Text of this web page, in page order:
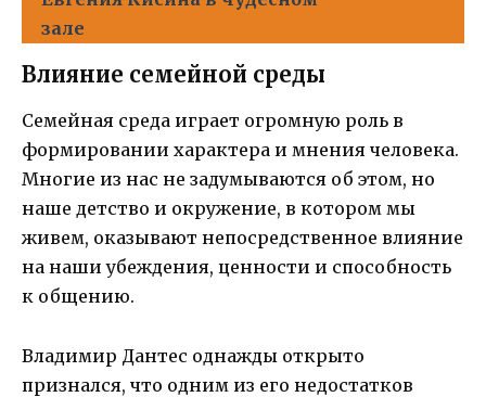
зале
Влияние семейной среды
Семейная среда играет огромную роль в
формировании характера и мнения человека.
Многие из нас не задумываются об этом, но
наше детство и окружение, в котором мы
живем, оказывают непосредственное влияние
на наши убеждения, ценности и способность
к общению.
Владимир Дантес однажды открыто
признался, что одним из его недостатков